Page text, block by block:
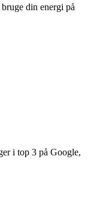
din energi på
i top 3 på Google,